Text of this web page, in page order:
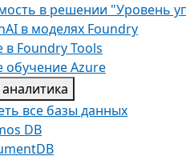
в решении "Уровень
в моделях Foundry
в Foundry Tools
Azure
все базы данных
DB